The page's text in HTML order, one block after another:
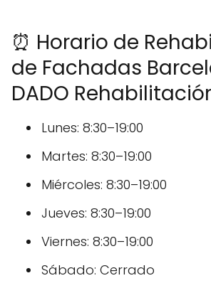
⏰ Horario de
de Fachadas
DADO
Lunes: 8:30–19:00
Martes: 8:30–19:00
Miércoles: 8:30–19:00
Jueves: 8:30–19:00
Viernes: 8:30–19:00
Sábado: Cerrado